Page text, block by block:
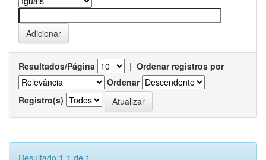
Resultados/Página | Ordenar registros por
Ordenar
Registro(s)